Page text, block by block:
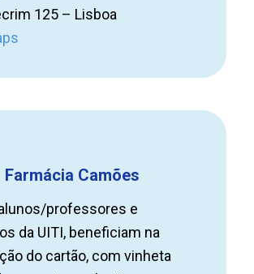
125 – Lisboa
Farmácia Camões
professores e
da UITI, beneficiam na
do cartão, com vinheta